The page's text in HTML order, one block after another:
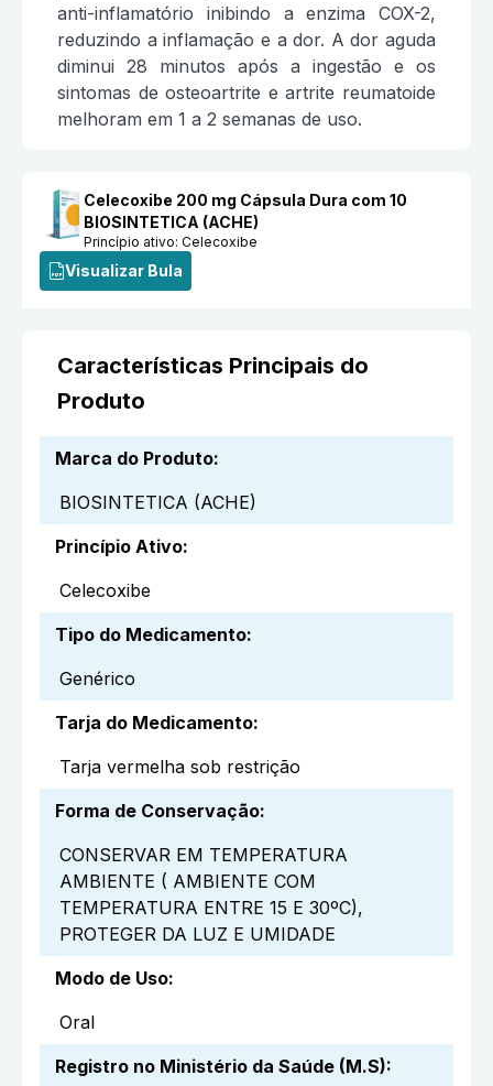
anti-inflamatório inibindo a enzima COX-2,
reduzindo a inflamação e a dor. A dor aguda
diminui 28 minutos após a ingestão e os
sintomas de osteoartrite e artrite reumatoide
melhoram em 1 a 2 semanas de uso.
Celecoxibe 200 mg Cápsula Dura com 10
BIOSINTETICA (ACHE)
Princípio ativo:Celecoxibe
Visualizar Bula
Características Principais do
Produto
Marca do Produto:
BIOSINTETICA (ACHE)
Princípio Ativo:
Celecoxibe
Tipo do Medicamento:
Genérico
Tarja do Medicamento:
Tarja vermelha sob restrição
Forma de Conservação:
CONSERVAR EM TEMPERATURA
AMBIENTE ( AMBIENTE COM
TEMPERATURA ENTRE 15 E 30ºC),
PROTEGER DA LUZ E UMIDADE
Modo de Uso:
Oral
Registro no Ministério da Saúde (M.S):